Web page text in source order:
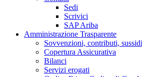
Sedi
Scrivici
SAP Ariba
Amministrazione Trasparente
Sovvenzioni, contributi,
Copertura Assicurativa
Bilanci
Servizi erogati